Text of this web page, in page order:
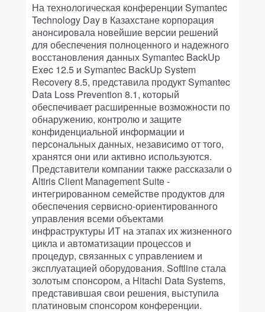
На технологическая конференции Symantec
Technology Day в Казахстане корпорация
анонсировала новейшие версии решений
для обеспечения полноценного и надежного
восстановления данных Symantec BackUp
Exec 12.5 и Symantec BackUp System
Recovery 8.5, представила продукт Symantec
Data Loss Prevention 8.1, который
обеспечивает расширенные возможности по
обнаружению, контролю и защите
конфиденциальной информации и
персональных данных, независимо от того,
хранятся они или активно используются.
Представители компании также рассказали о
Altiris Client Management Suite -
интегрированном семействе продуктов для
обеспечения сервисно-ориентированного
управления всеми объектами
инфраструктуры ИТ на этапах их жизненного
цикла и автоматизации процессов и
процедур, связанных с управлением и
эксплуатацией оборудования. Softline стала
золотым спонсором, а Hitachi Data Systems,
представившая свои решения, выступила
платиновым спонсором конференции.